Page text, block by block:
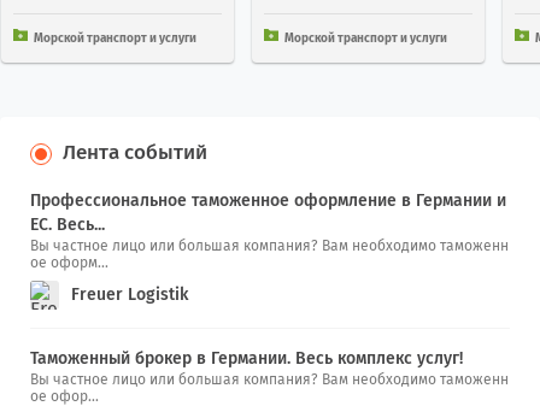
МПМорской транспорт и услуги Морской транспорт и услуги
Лента событий
Профессиональное таможенное оформление в Германии и
ЕС. Весь...
Вы частное лицо или большая компания? Вам необходимо таможенн
ое оформ...
Freuer Logistik
Таможенный брокер в Германии. Весь комплекс услуг!
Вы частное лицо или большая компания? Вам необходимо таможенн
ое офор...